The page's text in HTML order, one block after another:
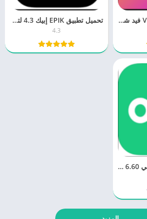
تحميل برنامج Vidshow فيد شو 2.35 محرر الفيديو مجانا براط مباشر تحميل تطبيق EPIK إبيك 4.3 لتعديل الصور للكمبيوتر والموبايل اخر اصدار
4.3
تحميل تطبيق Omi اومي 6.60 للدردشة للكمبيوتر والموبايل مجانا برابط مباشر